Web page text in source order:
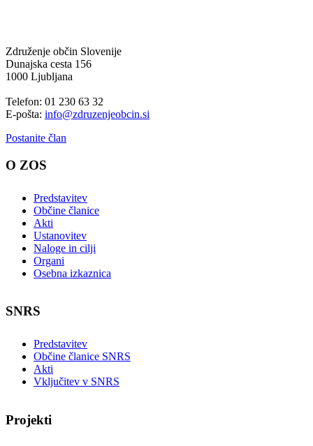
Združenje občin Slovenije
Dunajska cesta 156
1000 Ljubljana
Telefon: 01 230 63 32
E-pošta: info@zdruzenjeobcin.si
Postanite član
O ZOS
Predstavitev
Občine članice
Akti
Ustanovitev
Naloge in cilji
Organi
Osebna izkaznica
SNRS
Predstavitev
Občine članice SNRS
Akti
Vključitev v SNRS
Projekti